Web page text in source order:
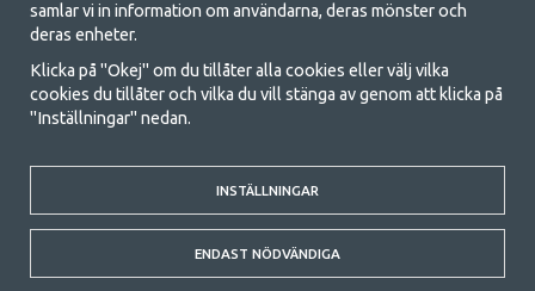
GetCamping.se - Din butik för camping
och uteliv
Att campa kan antingen vara en livsstil eller ett sätt att samla familjen
för ett gemensamt äventyr. Oavsett vilken kategori du tillhör hittar du
med att campa så därför erbjuder vi riktigt bra priser på familjetält,
husvagnstält och all annan utrustning för camping och friluftsliv. Vårt
mål är att i varje priskategori erbjuda den bästa campingutrustningen
gällande kvalitet och funktionalitet. Ta gärna kontakt med oss om det
är något du saknar eller vill veta mer om.
samlar vi in information om användarna, deras mönster och
deras enheter.
Klicka på "Okej" om du tillåter alla cookies eller välj vilka
cookies du tillåter och vilka du vill stänga av genom att klicka på
"Inställningar" nedan.
INSTÄLLNINGAR
ENDAST NÖDVÄNDIGA